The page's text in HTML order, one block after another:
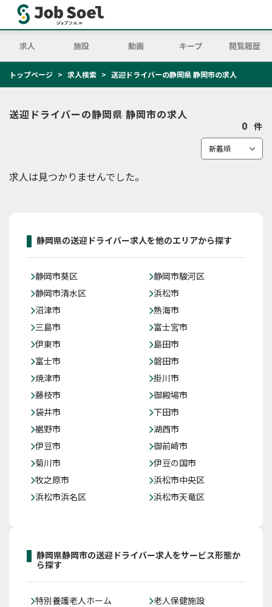
求人 施設 動画 キープ 閲覧履歴
トップページ 求人検索 送迎ドライバーの静岡県 静岡市の求人
送迎ドライバーの静岡県 静岡市の求人
0 件
求人は見つかりませんでした。
静岡県の送迎ドライバー求人を他のエリアから探す
静岡市葵区
静岡市駿河区
静岡市清水区
浜松市
沼津市
熱海市
三島市
富士宮市
伊東市
島田市
富士市
磐田市
焼津市
掛川市
藤枝市
御殿場市
袋井市
下田市
裾野市
湖西市
伊豆市
御前崎市
菊川市
伊豆の国市
牧之原市
浜松市中央区
浜松市浜名区
浜松市天竜区
静岡県静岡市の送迎ドライバー求人をサービス形態か
ら探す
特別養護老人ホーム
老人保健施設